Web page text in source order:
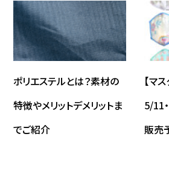
ポリエステルとは？素材の
特徴やメリットデメリットま
でご紹介
【マ
5/11
販売